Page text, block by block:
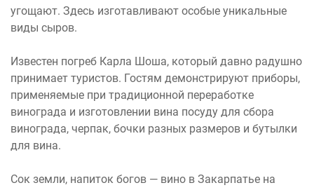
угощают. Здесь изготавливают особые уникальные
виды сыров.
Известен погреб Карла Шоша, который давно радушно
принимает туристов. Гостям демонстрируют приборы,
применяемые при традиционной переработке
винограда и изготовлении вина посуду для сбора
винограда, черпак, бочки разных размеров и бутылки
для вина.
Сок земли, напиток богов — вино в Закарпатье на